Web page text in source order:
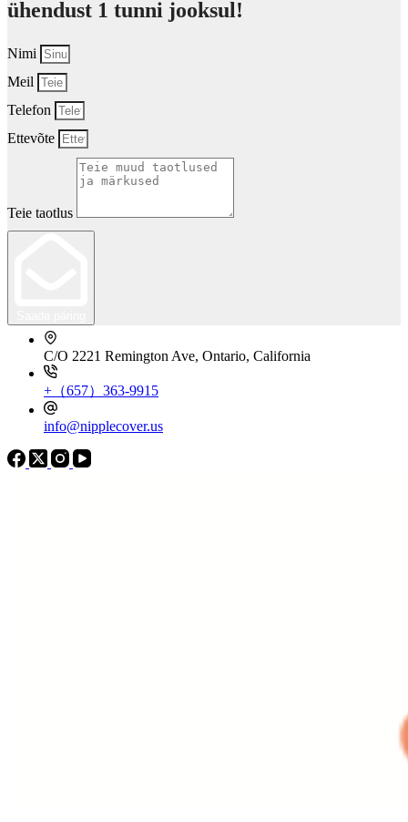
ühendust 1 tunni jooksul!
Nimi
Meil
Telefon
Ettevõte
Teie taotlus
C/O 2221 Remington Ave, Ontario, California
+（657）363-9915
info@nipplecover.us